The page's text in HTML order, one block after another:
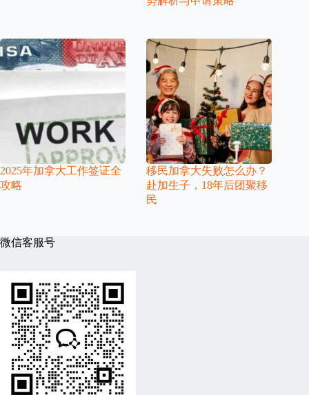
2025年加拿大工作签证全
攻略
移民加拿大失败怎么办？
赴加生子，18年后团聚移
民
微信客服号